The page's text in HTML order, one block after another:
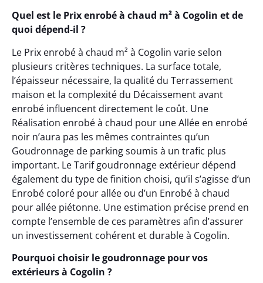
Quel est le Prix enrobé à chaud m² à Cogolin et de
quoi dépend-il ?
Le Prix enrobé à chaud m² à Cogolin varie selon
plusieurs critères techniques. La surface totale,
l’épaisseur nécessaire, la qualité du Terrassement
maison et la complexité du Décaissement avant
enrobé influencent directement le coût. Une
Réalisation enrobé à chaud pour une Allée en enrobé
noir n’aura pas les mêmes contraintes qu’un
Goudronnage de parking soumis à un trafic plus
important. Le Tarif goudronnage extérieur dépend
également du type de finition choisi, qu’il s’agisse d’un
Enrobé coloré pour allée ou d’un Enrobé à chaud
pour allée piétonne. Une estimation précise prend en
compte l’ensemble de ces paramètres afin d’assurer
un investissement cohérent et durable à Cogolin.
Pourquoi choisir le goudronnage pour vos
extérieurs à Cogolin ?